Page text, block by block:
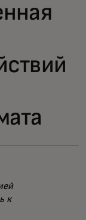
к